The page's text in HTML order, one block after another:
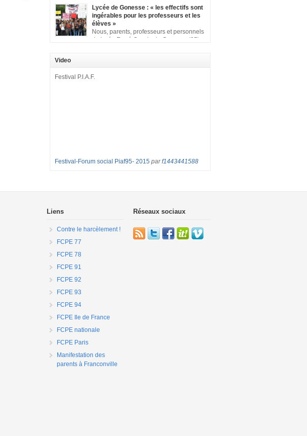
cette pétition pour dire « NON à la fermeture de classe
aux Longues Rayes ». Non à la dégradation continue
des conditions d’accueil et d’apprentissage de nos
enfants à l’école primaire. Chaque enfant a droit à […]
Lycée de Gonesse : « les effectifs sont
ingérables pour les professeurs et les
élèves »
Nous, parents, professeurs et personnels
du lycée René Cassin de Gonesse (95),
dénoncer les classes surchargées, en cette rentrée
et 35 élèves ! – de nombreuses classes de première et
Video
Festival P.I.A.F.
Festival-Forum social Piaf95- 2015 parf1443441588
Liens
Contre le harcèlement !
FCPE 77
FCPE 78
FCPE 91
FCPE 92
FCPE 93
FCPE 94
FCPE Ile de France
FCPE nationale
FCPE Paris
Manifestation des
parents à Franconville
Réseaux sociaux